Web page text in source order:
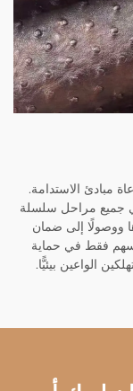
مبادئ الاستدامة.
في جميع مراحل سلسلة
ووصولًا إلى ضمان
لا تسهم فقط في حماية
الواعين بيئيًّا.